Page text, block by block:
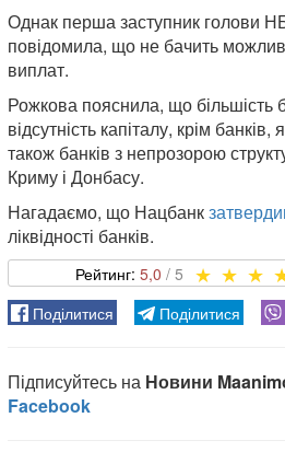
Однак перша заступник голови
повідомила, що не бачить
виплат.
Рожкова пояснила, що більшість
відсутність капіталу, крім
також банків з непрозорою
Криму і Донбасу.
Нагадаємо, що Нацбанк
ліквідності банків.
5,0